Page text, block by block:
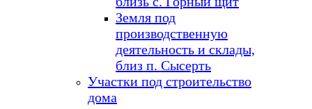
Земля под
производственную
деятельность и склады,
близ п. Сысерть
Участки под строительство
дома